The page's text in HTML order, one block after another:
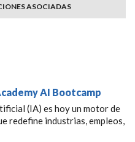
ASOCIADAS
AI Bootcamp
(IA) es hoy un motor de
redefine industrias, empleos,